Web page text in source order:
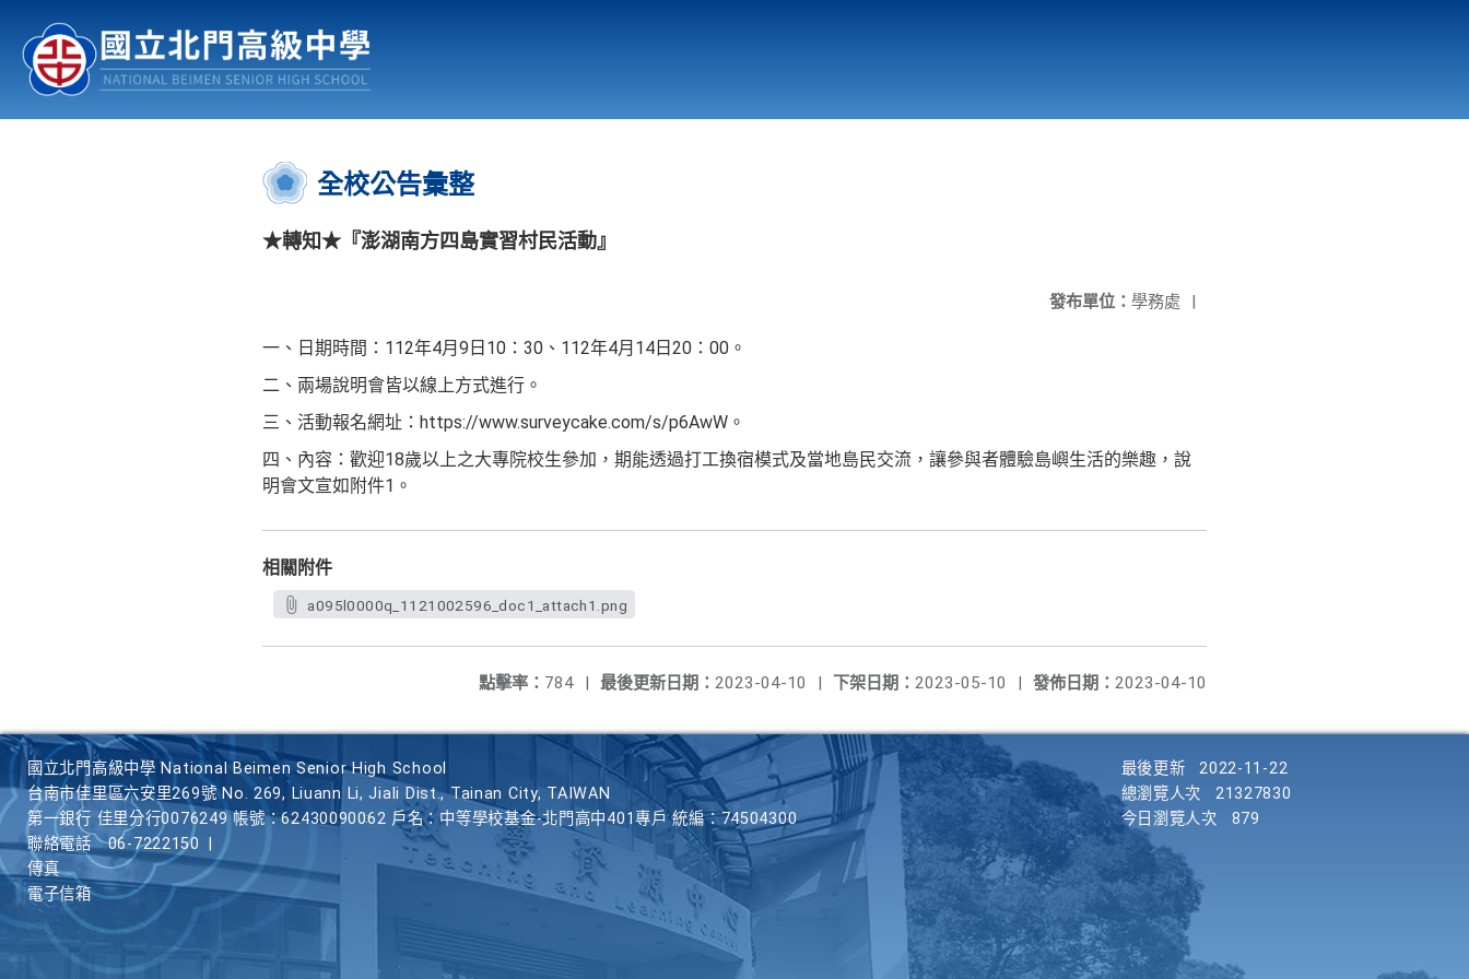
認識北中 行事曆
:::
全校公告彙整
★轉知★『澎湖南方四島實習村民活動』
發布單位： 學務處 |
一、日期時間：112年4月9日10：30、112年4月14日20：00。
二、兩場說明會皆以線上方式進行。
三、活動報名網址：https://www.surveycake.com/s/p6AwW。
四、內容：歡迎18歲以上之大專院校生參加，期能透過打工換宿模式及當地島民交流，讓參與者體驗島嶼生活的樂趣，說
明會文宣如附件1。
相關附件
a095l0000q_1121002596_doc1_attach1.png
發佈日期： 2023-04-10
下架日期： 2023-05-10 |
最後更新日期： 2023-04-10 |
點擊率： 784 |
國立北門高級中學 National Beimen Senior High School
台南市佳里區六安里269號 No. 269, Liuann Li, Jiali Dist., Tainan City, TAIWAN
第一銀行 佳里分行0076249 帳號：62430090062 戶名：中等學校基金-北門高中401專戶 統編：74504300
聯絡電話
06-7222150
傳真
電子信箱
最後更新
2022-11-22
總瀏覽人次
21327830
今日瀏覽人次
879